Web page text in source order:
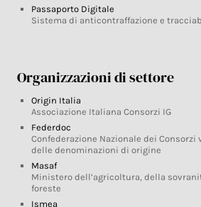
Passaporto Digitale
Sistema di anticontraffazione e
Organizzazioni di settore
Origin Italia
Associazione Italiana Consorzi IG
Federdoc
Confederazione Nazionale dei
delle denominazioni di origine
Masaf
Ministero dell’agricoltura, della
foreste
Ismea